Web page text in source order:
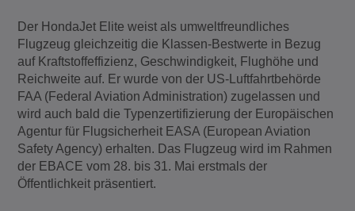
Der HondaJet Elite weist als umweltfreundliches
Flugzeug gleichzeitig die Klassen-Bestwerte in Bezug
auf Kraftstoffeffizienz, Geschwindigkeit, Flughöhe und
Reichweite auf. Er wurde von der US-Luftfahrtbehörde
FAA (Federal Aviation Administration) zugelassen und
wird auch bald die Typenzertifizierung der Europäischen
Agentur für Flugsicherheit EASA (European Aviation
Safety Agency) erhalten. Das Flugzeug wird im Rahmen
der EBACE vom 28. bis 31. Mai erstmals der
Öffentlichkeit präsentiert.